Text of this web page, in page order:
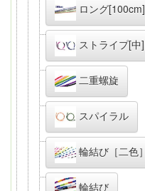
ロング[100cm]
ストライプ[中]
二重螺旋
スパイラル
輪結び［二色］
輪結び